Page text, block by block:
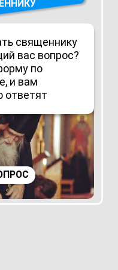
священнику
вас вопрос?
по
и вам
ответят